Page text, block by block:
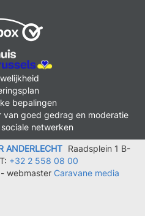
bepalingen
van goed gedrag en moderatie
netwerken
ANDERLECHT Raadsplein 1 B-
T: +32 2 558 08 00
webmaster Caravane media